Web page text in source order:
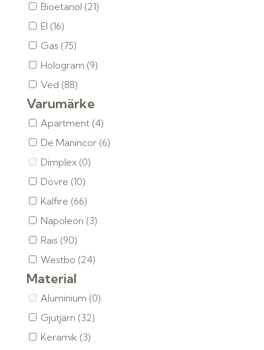
Bioetanol (21)
El (16)
Gas (75)
Hologram (9)
Ved (88)
Varumärke
Apartment (4)
De Manincor (6)
Dimplex (0)
Dovre (10)
Kalfire (66)
Napoleon (3)
Rais (90)
Westbo (24)
Material
Aluminium (0)
Gjutjärn (32)
Keramik (3)